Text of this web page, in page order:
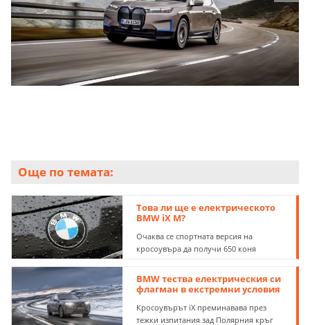
Още по темата:
Това ли ще е електрическото
BMW iX M?
Очаква се спортната версия на
кросоувъра да получи 650 коня
BMW тества електрическия си
флагман в екстремни условия
Кросоувърът iX преминавава през
тежки изпитания зад Полярния кръг